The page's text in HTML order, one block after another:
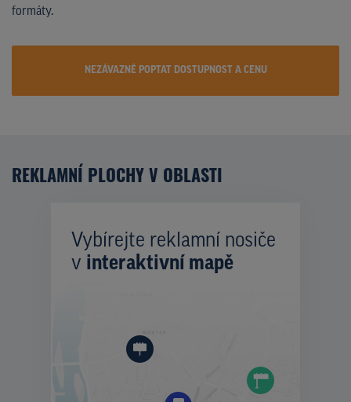
formáty.
NEZÁVAZNĚ POPTAT DOSTUPNOST A CENU
REKLAMNÍ PLOCHY V OBLASTI
Vybírejte reklamní nosiče
v interaktivní mapě